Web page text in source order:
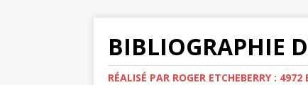
BIBLIOGRAPHIE
RÉALISÉ PAR ROGER ETCHEBERRY : 4972